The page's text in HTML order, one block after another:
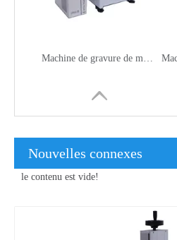
Machine de gravure de marquage laser UV de bureau 5 watts
Nouvelles connexes
le contenu est vide!